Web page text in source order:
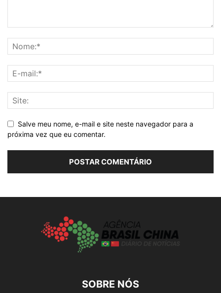
Salve meu nome, e-mail e site neste navegador para a
próxima vez que eu comentar.
SOBRE NÓS